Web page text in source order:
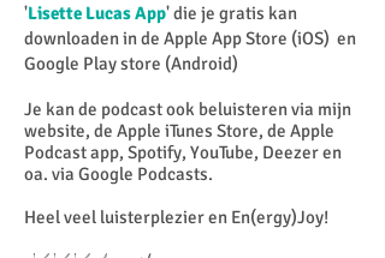
'Lisette Lucas App' die je gratis kan
downloaden in de Apple App Store (iOS) en
Google Play store (Android)
Je kan de podcast ook beluisteren via mijn
website, de Apple iTunes Store, de Apple
Podcast app, Spotify, YouTube, Deezer en
oa. via Google Podcasts.
Heel veel luisterplezier en En(ergy)Joy!